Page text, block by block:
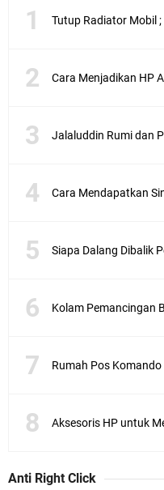
Tutup Radiator Mobil
Jalaluddin Rumi dan
Siapa Dalang Dibalik
Aksesoris HP untuk
Anti Right Click